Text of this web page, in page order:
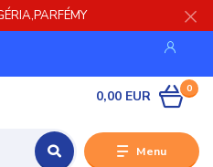
Menu
0
0,00 EUR